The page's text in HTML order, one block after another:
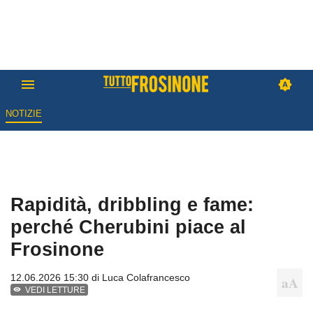
NOTIZIE
Rapidità, dribbling e fame:
perché Cherubini piace al
Frosinone
12.06.2026 15:30 di Luca Colafrancesco
VEDI LETTURE